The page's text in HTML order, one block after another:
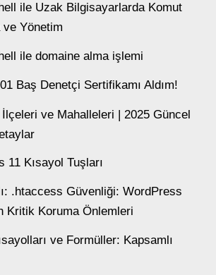
ile Uzak Bilgisayarlarda Komut
ve Yönetim
ile domaine alma işlemi
Baş Denetçi Sertifikamı Aldım!
ve Mahalleleri | 2025 Güncel
11 Kısayol Tuşları
.htaccess Güvenliği: WordPress
Kritik Koruma Önlemleri
ve Formüller: Kapsamlı